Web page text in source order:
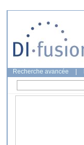
Recherche avancée